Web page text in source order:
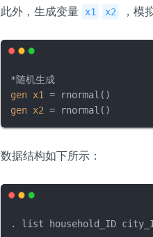
此外，生成变量 x1 x2 ，模
gen x1 =
gen x2 = rnormal()
数据结构如下所示：
. list household_ID